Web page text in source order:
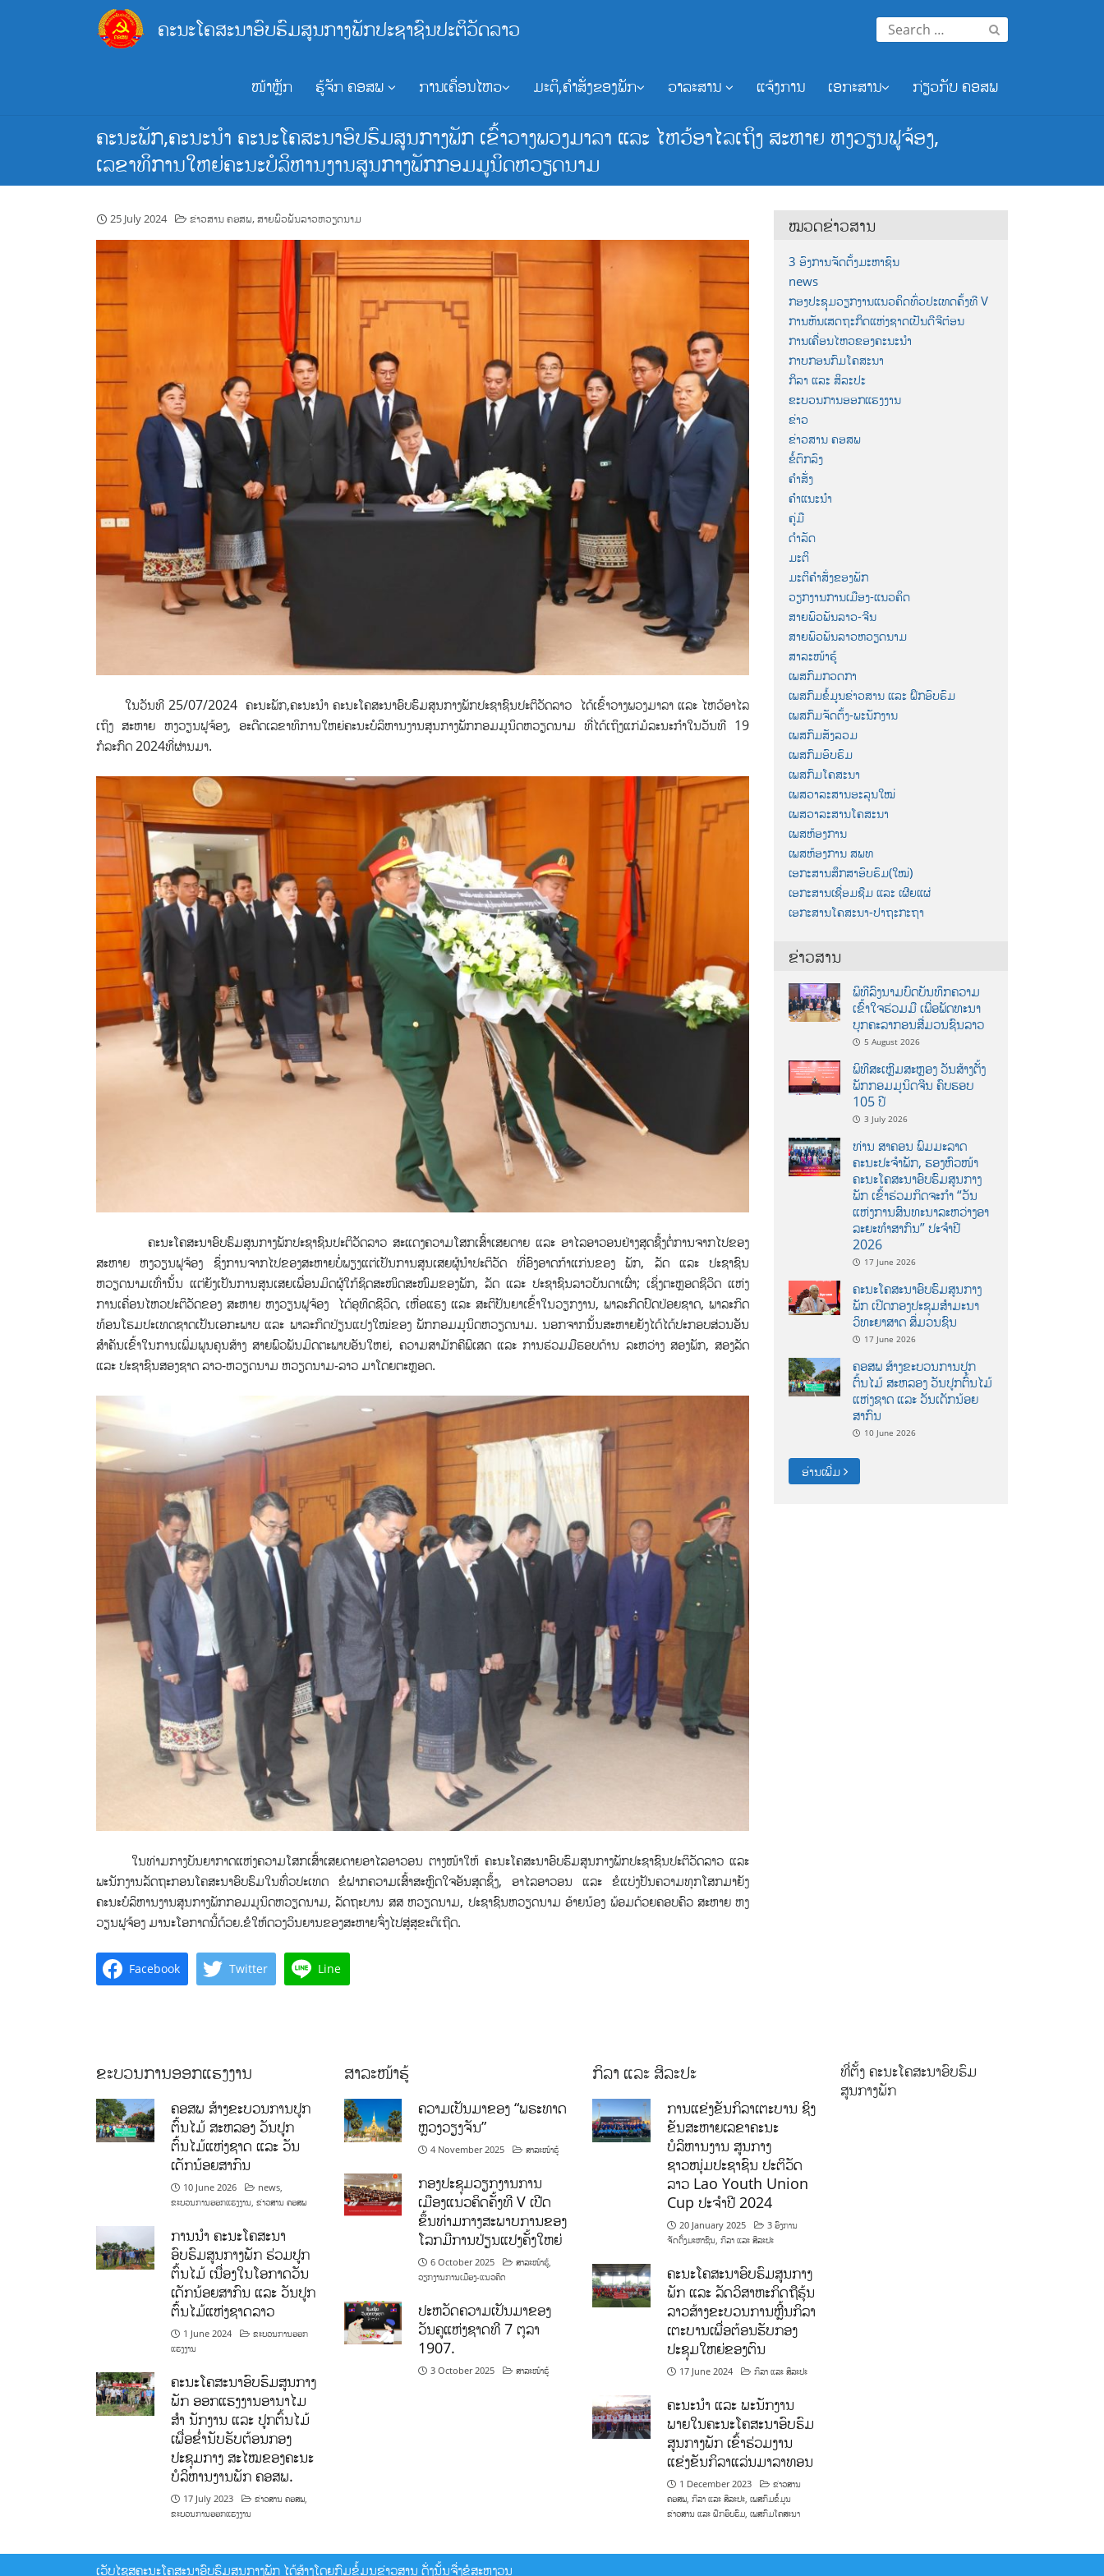
ຄະນະໂຄສະນາອົບຮົມສູນກາງພັກປະຊາຊົນປະຕິວັດລາວ
Search
for:
ໜ້າຫຼັກ ຮູ້ຈັກ ຄອສພ ການເຄື່ອນໄຫວ ມະຕິ,ຄຳສັ່ງຂອງພັກ ວາລະສານ ແຈ້ງການ ເອກະສານ ກ່ຽວກັບ ຄອສພ
ຄະນະພັກ,ຄະນະນໍາ ຄະນະໂຄສະນາອົບຮົມສູນກາງພັກ ເຂົ້າວາງພວງມາລາ ແລະ ໄຫວ້ອາໄລເຖິງ ສະຫາຍ ຫງວຽນຟູຈ້ອງ,
ເລຂາທິການໃຫຍ່ຄະນະບໍລິຫານງານສູນກາງພັກກອມມູນິດຫວຽດນາມ
25 July 2024 ຂ່າວສານ ຄອສພ,ສາຍພົວພັນລາວຫວຽດນາມ
ໃນ​ວັນ​ທີ 25/07/2024 ຄະນະພັກ,ຄະນະນໍາ ຄະນະໂຄສະນາອົບຮົມສູນກາງພັກປະຊາຊົນປະຕິວັດລາວ ​ໄດ້​ເຂົ້າວາງພວງມາລາ ແລະ ໄຫວ້ອາໄລ
ເຖິງ ສະຫາຍ ຫງວຽນຟູຈ້ອງ, ອະດີດເລຂາທິການໃຫຍ່ຄະນະບໍລິຫານງານສູນກາງພັກກອມມູນິດຫວຽດນາມ​ ທີ່ໄດ້ເຖິງແກ່ມໍລະນະກຳໃນວັນທີ 19
ກໍລະກົດ 2024ທີ່ຜ່ານມາ.
ຄະນະໂຄສະນາອົບຮົມສູນກາງພັກປະຊາຊົນປະຕິວັດລາວ ສະ​ແດງ​ຄວາມ​ໂສກ​ເສົ້າ​ເສຍດາຍ ​ແລະ ອາ​ໄລ​ອາວ​ອນຢ່າງ​ສຸດ​ຊື້​ງຕໍ່​ການຈາກໄປຂອງ
ສະຫາຍ ຫງວຽນຟູຈ້ອງ ຊຶ່ງ​ການ​ຈາກ​ໄປ​ຂອງ​ສະຫາຍບໍ່ພຽງແຕ່​ເປັນການສູນເສຍຜູ້ນໍາປະຕິວັດ ທີ່ອົງອາດກ້າແກ່ນຂອງ ພັກ​, ລັດ ແລະ ປະຊາຊົນ
ຫວຽດນາມເທົ່ານັ້ນ ແຕ່​ຍັງ​ເປັນ​ການ​ສູນເສຍເພື່ອນມິດຜູ້ໃກ້ຊິດສະໜິດສະໜົມຂອງພັກ, ລັດ ແລະ ປະຊາຊົນລາວບັນດາເຜົ່າ; ເຊິ່ງຕະຫຼອດຊີວິດ ແຫ່ງ
ການເຄື່ອນໄຫວປະຕິວັດຂອງ ສະຫາຍ ຫງວຽນຟູຈ້ອງ ໄດ້ອຸທິດຊີວິດ, ເຫື່ອແຮງ ແລະ ສະຕິປັນຍາເຂົ້າໃນວຽກງານ, ພາລະກິດປົດປ່ອຍຊາດ, ພາລະກິດ
ທ້ອນໂຮມປະເທດຊາດເປັນເອກະພາບ ແລະ ພາລະກິດປ່ຽນແປງໃໝ່ຂອງ ພັກກອມມູນິດຫວຽດນາມ. ນອກຈາກນັ້ນສະຫາຍຍັງໄດ້ໄດ້ປະກອບສ່ວນອັນ
ສໍາຄັນເຂົ້າໃນການເພີ່ມພູນຄູນສ້າງ ສາຍພົວພັນມິດຕະພາບອັນໃຫຍ່, ຄວາມສາມັກຄີພິເສດ ແລະ ການຮ່ວມມືຮອບດ້ານ ລະຫວ່າງ ສອງພັກ, ສອງລັດ
ແລະ ປະຊາຊົນສອງຊາດ ລາວ-ຫວຽດນາມ ຫວຽດນາມ-ລາວ ມາໂດຍຕະຫຼອດ.
ໃນທ່າມກາງບັນຍາກາດແຫ່ງຄວາມໂສກເສົ້າເສຍດາຍອາໄລອາວອນ ຕາງໜ້າໃຫ້ ຄະນະໂຄສະນາອົບຮົມສູນກາງພັກປະຊາຊົນປະຕິວັດລາວ ແລະ
ພະນັກງານລັດຖະກອນໂຄສະນາອົບຮົມໃນທົ່ວປະເທດ ຂໍຝາກຄວາມເສົ້າສະຫຼົດໃຈອັນສຸດຊຶ້ງ, ອາໄລອາວອນ ແລະ ຂໍແບ່ງປັນຄວາມທຸກໂສກມາຍັງ
ຄະນະບໍລິຫານງານສູນກາງພັກກອມມູນິດຫວຽດນາມ, ລັດຖະບານ ສສ ຫວຽດນາມ, ປະຊາຊົນຫວຽດນາມ ອ້າຍນ້ອງ ພ້ອມດ້ວຍຄອບຄົວ ສະຫາຍ ຫງ
ວຽນຟູຈ້ອງ ມານະໂອກາດນີ້ດ້ວຍ.ຂໍໃຫ້ດວງວິນຍານຂອງສະຫາຍຈົ່ງໄປສູ່ສຸຂະຕິເຖີດ.
Facebook Twitter Line
ໝວດຂ່າວສານ
3 ອົງການຈັດຕັ້ງມະຫາຊົນ
news
ກອງປະຊຸມວຽກງານແນວຄິດທົ່ວປະເທດຄັ້ງທີ V
ການຫັນເສດຖະກິດແຫ່ງຊາດເປັນດີຈີຕ໋ອນ
ການເຄື່ອນໄຫວຂອງຄະນະນຳ
ກາບກອນກົມໂຄສະນາ
ກິລາ ແລະ ສິລະປະ
ຂະບວນການອອກແຮງງານ
ຂ່າວ
ຂ່າວສານ ຄອສພ
ຂໍ້ຕົກລົງ
ຄຳສັ່ງ
ຄຳແນະນຳ
ຄູ່ມື
ດຳລັດ
ມະຕິ
ມະຕິຄຳສັ່ງຂອງພັກ
ວຽກງານການເມືອງ-ແນວຄິດ
ສາຍພົວພັນລາວ-ຈີນ
ສາຍພົວພັນລາວຫວຽດນາມ
ສາລະໜ້າຮູ້
ເພສກົມກວດກາ
ເພສກົມຂໍ້ມູນຂ່າວສານ ແລະ ຝຶກອົບຮົມ
ເພສກົມຈັດຕັ້ງ-ພະນັກງານ
ເພສກົມສັງລວມ
ເພສກົມອົບຮົມ
ເພສກົມໂຄສະນາ
ເພສວາລະສານອະລຸນໃໝ່
ເພສວາລະສານໂຄສະນາ
ເພສຫ້ອງການ
ເພສຫ້ອງການ ສພທ
ເອກະສານສຶກສາອົບຮົມ(ໃໝ່)
ເອກະສານເຊື່ອມຊືມ ແລະ ເຜີຍແຜ່
ເອກະສານໂຄສະນາ-ປາຖະກະຖາ
ຂ່າວສານ
ພິທີລົງນາມບົດບັນທຶກຄວາມ
ເຂົ້າໃຈຮ່ວມມື ເພື່ອພັດທະນາ
ບຸກຄະລາກອນສື່ມວນຊົນລາວ
5 August 2026
ພິທີສະເຫຼີມສະຫຼອງ ວັນສ້າງຕັ້ງ
ພັກກອມມູນິດຈີນ ຄົບຮອບ
105 ປີ
3 July 2026
ທ່ານ ສາຄອນ ພົມມະລາດ
ຄະນະປະຈໍາພັກ, ຮອງຫົວໜ້າ
ຄະນະໂຄສະນາອົບຮົມສູນກາງ
ພັກ ເຂົ້າຮ່ວມກິດຈະກຳ “ວັນ
ແຫ່ງການສົນທະນາລະຫວ່າງອາ
ລະຍະທຳສາກົນ” ປະຈຳປີ
2026
17 June 2026
ຄະນະໂຄສະນາອົບຮົມສູນກາງ
ພັກ ເປີດກອງປະຊຸມສຳມະນາ
ວິທະຍາສາດ ສຶ່ມວນຊົນ
17 June 2026
ຄອສພ ສ້າງຂະບວນການປູກ
ຕົ້ນໄມ້ ສະຫລອງ ວັນປູກຕົ້ນໄມ້
ແຫ່ງຊາດ ແລະ ວັນເດັກນ້ອຍ
ສາກົນ
10 June 2026
ອ່ານເພີ່ມ
ຂະບວນການອອກແຮງງານ
ຄອສພ ສ້າງຂະບວນການປູກ
ຕົ້ນໄມ້ ສະຫລອງ ວັນປູກ
ຕົ້ນໄມ້ແຫ່ງຊາດ ແລະ ວັນ
ເດັກນ້ອຍສາກົນ
10 June 2026 news,
ຂະບວນການອອກແຮງງານ ຂ່າວສານ ຄອສພ
ການນໍາ ຄະນະໂຄສະນາ
ອົບຮົມສູນກາງພັກ ຮ່ວມປູກ
ຕົ້ນໄມ້ ເນື່ອງໃນໂອກາດວັນ
ເດັກນ້ອຍສາກົນ ແລະ ວັນປູກ
ຕົ້ນໄມ້ແຫ່ງຊາດລາວ
1 June 2024
ຂະບວນການອອກ
ແຮງງານ
ຄະນະໂຄສະນາອົບຮົມສູນກາງ
ພັກ ອອກແຮງງານອານາໄມ
ສໍາ ນັກງານ ແລະ ປູກຕົ້ນໄມ້
ເພື່ອຂໍ່ານັບຮັບຕ້ອນກອງ
ປະຊຸມກາງ ສະໄໝຂອງຄະນະ
ບໍລິຫານງານພັກ ຄອສພ.
17 July 2023 ຂ່າວສານ ຄອສພ,
ຂະບວນການອອກແຮງງານ
ສາລະໜ້າຮູ້
ຄວາມເປັນມາຂອງ “ພຣະທາດ
ຫຼວງວຽງຈັນ”
4 November 2025 ສາລະໜ້າຮູ້
ກອງປະຊຸມວຽກງານການ
ເມືອງແນວຄິດຄັ້ງທີ V ເປີດ
ຂຶ້ນທ່າມກາງສະພາບການຂອງ
ໂລກມີການປ່ຽນແປງຄັ້ງໃຫຍ່
6 October 2025 ສາລະໜ້າຮູ້
ວຽກງານການເມືອງ-ແນວຄິດ
ປະຫວັດຄວາມເປັນມາຂອງ
ວັນຄູແຫ່ງຊາດທີ 7 ຕຸລາ
1907.
3 October 2025 ສາລະໜ້າຮູ້
ກິລາ ແລະ ສິລະປະ
ການແຂ່ງຂັນກິລາເຕະບານ ຊິງ
ຂັນສະຫາຍເລຂາຄະນະ
ບໍລິຫານງານ ສູນກາງ
ຊາວໜຸ່ມປະຊາຊົນ ປະຕິວັດ
ລາວ Lao Youth Union
Cup ປະຈຳປີ 2024
20 January 2025
3 ອົງການ
ຈັດຕັ້ງມະຫາຊົນ ກິລາ ແລະ ສິລະປະ
ຄະນະໂຄສະນາອົບຮົມສູນກາງ
ພັກ ແລະ ລັດວິສາຫະກິດຖືຮຸ້ນ
ລາວສ້າງຂະບວນການຫຼີ້ນກິລາ
ເຕະບານເພື່ອຕ້ອນຮັບກອງ
ປະຊຸມໃຫຍ່ຂອງຕົນ
17 June 2024 ກິລາ ແລະ ສິລະປະ
ຄະນະນຳ ແລະ ພະນັກງານ
ພາຍໃນຄະນະໂຄສະນາອົບຮົມ
ສູນກາງພັກ ເຂົ້າຮ່ວມງານ
ແຂ່ງຂັນກິລາແລ່ນມາລາທອນ
1 December 2023
ຂ່າວສານ
ຄອສພ, ກິລາ ແລະ ສິລະປະ, ເພສກົມຂໍ້ມູນ
ຂ່າວສານ ແລະ ຝຶກອົບຮົມ, ເພສກົມໂຄສະນາ
ທີ່ຕັ້ງ ຄະນະໂຄສະນາອົບຮົມ
ສູນກາງພັກ
ເວັບໄຊສຄະນະໂຄສະນາອົບຮົມສູນກາງພັກ ໄດ້ສ້າງໂດຍກົມຂໍ້ມູນຂ່າວສານ ດັ່ງນັ້ນຈື່ງຂໍສະຫງວນ